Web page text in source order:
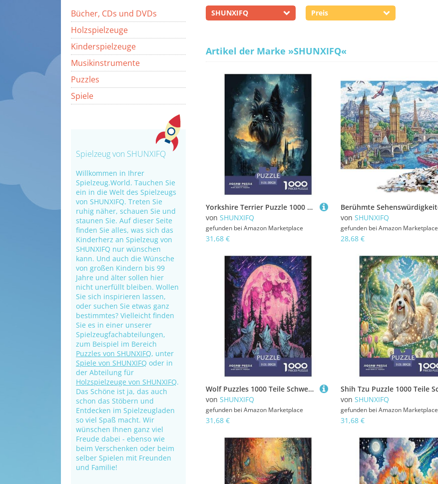
Bücher, CDs und DVDs
Holzspielzeuge
Kinderspielzeuge
Musikinstrumente
Puzzles
Spiele
Spielzeug von SHUNXIFQ
Willkommen in Ihrer
Spielzeug.World. Tauchen Sie
ein in die Welt des Spielzeugs
von SHUNXIFQ. Treten Sie
ruhig näher, schauen Sie und
staunen Sie. Auf dieser Seite
finden Sie alles, was sich das
Kinderherz an Spielzeug von
SHUNXIFQ nur wünschen
kann. Und auch die Wünsche
von großen Kindern bis 99
Jahre und älter sollen hier
nicht unerfüllt bleiben. Wollen
Sie sich inspirieren lassen,
oder suchen Sie etwas ganz
bestimmtes? Vielleicht finden
Sie es in einer unserer
Spielzeugfachabteilungen,
zum Beispiel im Bereich
Puzzles von SHUNXIFQ, unter
Spiele von SHUNXIFQ oder in
der Abteilung für
Holzspielzeuge von SHUNXIFQ.
Das Schöne ist ja, das auch
schon das Stöbern und
Entdecken im Spielzeugladen
so viel Spaß macht. Wir
wünschen Ihnen ganz viel
Freude dabei - ebenso wie
beim Verschenken oder beim
selber Spielen mit Freunden
und Familie!
SHUNXIFQ Preis
Artikel der Marke »SHUNXIFQ«
Yorkshire Terrier Puzzle 1000 Teile Schwer Puzzle Spielzeug Pädagogisches Spiel Impossible Herausforderung Spielzeug Für Erwachsene Und Kinder Ab 14 Jahren 38x26cm/1000pcs
von SHUNXIFQ
gefunden bei Amazon Marketplace
31,68 €
von SHUNXIFQ
gefunden bei Amazon Marketplace
28,68 €
Wolf Puzzles 1000 Teile Schwer Puzzle Spielzeug Lernspiel Impossible Herausforderung Spielzeug Für Erwachsene Und Kinder Ab 12 Jahren 38x26cm/1000pcs
von SHUNXIFQ
gefunden bei Amazon Marketplace
31,68 €
von SHUNXIFQ
gefunden bei Amazon Marketplace
31,68 €